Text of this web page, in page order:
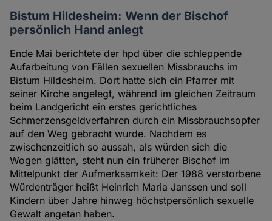
Bistum Hildesheim: Wenn der Bischof
persönlich Hand anlegt
Ende Mai berichtete der hpd über die schleppende
Aufarbeitung von Fällen sexuellen Missbrauchs im
Bistum Hildesheim. Dort hatte sich ein Pfarrer mit
seiner Kirche angelegt, während im gleichen Zeitraum
beim Landgericht ein erstes gerichtliches
Schmerzensgeldverfahren durch ein Missbrauchsopfer
auf den Weg gebracht wurde. Nachdem es
zwischenzeitlich so aussah, als würden sich die
Wogen glätten, steht nun ein früherer Bischof im
Mittelpunkt der Aufmerksamkeit: Der 1988 verstorbene
Würdenträger heißt Heinrich Maria Janssen und soll
Kindern über Jahre hinweg höchstpersönlich sexuelle
Gewalt angetan haben.